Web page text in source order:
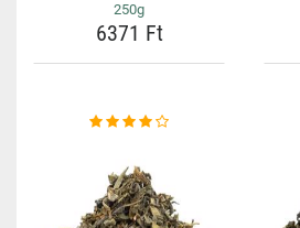
250g
6371 Ft